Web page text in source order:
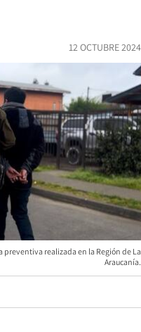
12 OCTUBRE 2024
preventiva realizada en la Región de La
Araucanía.